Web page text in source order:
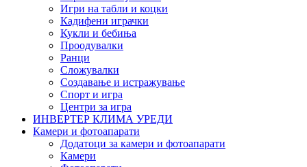
Игри на табли и коцки
Кадифени играчки
Кукли и бебиња
Проодувалки
Ранци
Сложувалки
Создавање и истражување
Спорт и игра
Центри за игра
ИНВЕРТЕР КЛИМА УРЕДИ
Камери и фотоапарати
Додатоци за камери и фотоапарати
Камери